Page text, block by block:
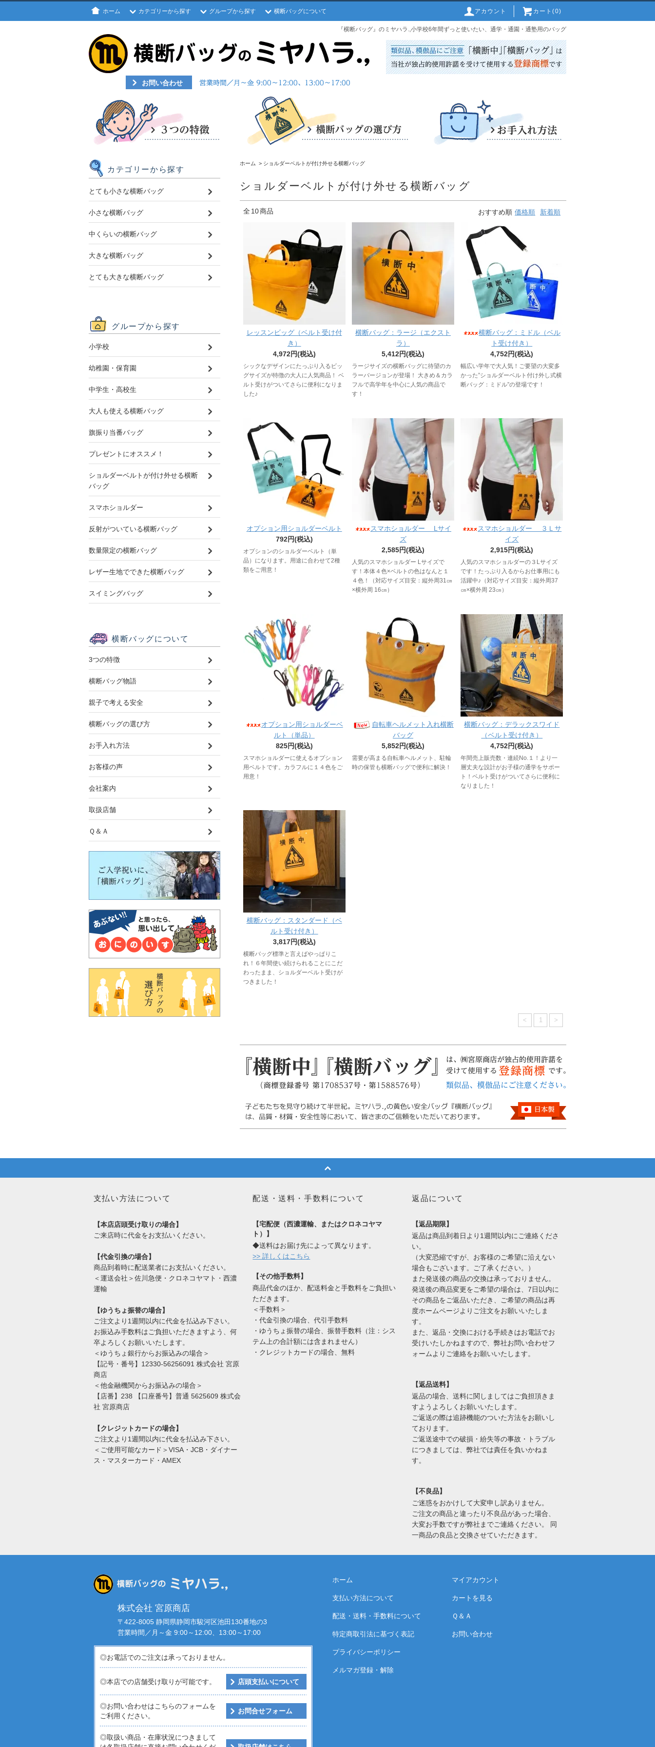
ホーム カテゴリーから探す グループから探す 横断バッグについて アカウント カート(0)
『横断バッグ』のミヤハラ.,小学校6年間ずっと使いたい、通学・通園・通塾用のバッグ
お問い合わせ
ホーム > ショルダーベルトが付け外せる横断バッグ
ショルダーベルトが付け外せる横断バッグ
全 10商品 おすすめ順 価格順 新着順
レッスンビッグ（ベルト受け付
き）
4,972円(税込)
シックなデザインにたっぷり入るビッ
グサイズが特徴の大人に人気商品！ ベ
ルト受けがついてさらに便利になりま
した♪
横断バッグ：ラージ（エクスト
ラ）
5,412円(税込)
ラージサイズの横断バッグに待望のカ
ラーバージョンが登場！ 大きめ＆カラ
フルで高学年を中心に人気の商品で
す！
横断バッグ：ミドル（ベル
ト受け付き）
4,752円(税込)
幅広い学年で大人気！ご要望の大変多
かった”ショルダーベルト付け外し式横
断バッグ：ミドル”の登場です！
オプション用ショルダーベルト
792円(税込)
オプションのショルダーベルト（単
品）になります。用途に合わせて2種
類をご用意！
スマホショルダー Lサイ
ズ
2,585円(税込)
人気のスマホショルダー Lサイズで
す！本体４色×ベルトの色はなんと１
４色！（対応サイズ目安：縦外周31㎝
×横外周 16㎝）
スマホショルダー ３Ｌサ
イズ
2,915円(税込)
人気のスマホショルダーの３Lサイズ
です！たっぷり入るからお仕事用にも
活躍中♪（対応サイズ目安：縦外周37
㎝×横外周 23㎝）
オプション用ショルダーベ
ルト（単品）
825円(税込)
スマホショルダーに使えるオプション
用ベルトです。カラフルに１４色をご
用意！
自転車ヘルメット入れ横断
バッグ
5,852円(税込)
需要が高まる自転車ヘルメット、駐輪
時の保管も横断バッグで便利に解決！
横断バッグ：デラックスワイド
（ベルト受け付き）
4,752円(税込)
年間売上販売数・連続No.１！より一
層丈夫な設計がお子様の通学をサポー
ト！ベルト受けがついてさらに便利に
なりました！
横断バッグ：スタンダード（ベ
ルト受け付き）
3,817円(税込)
横断バッグ標準と言えばやっぱりこ
れ！６年間使い続けられることにこだ
わったまま、ショルダーベルト受けが
つきました！
< 1 >
カテゴリーから探す
とても小さな横断バッグ
小さな横断バッグ
中くらいの横断バッグ
大きな横断バッグ
とても大きな横断バッグ
グループから探す
小学校
幼稚園・保育園
中学生・高校生
大人も使える横断バッグ
旗振り当番バッグ
プレゼントにオススメ！
ショルダーベルトが付け外せる横断
バッグ
スマホショルダー
反射がついている横断バッグ
数量限定の横断バッグ
レザー生地でできた横断バッグ
スイミングバッグ
横断バッグについて
3つの特徴
横断バッグ物語
親子で考える安全
横断バッグの選び方
お手入れ方法
お客様の声
会社案内
取扱店舗
Ｑ＆Ａ
支払い方法について
【本店店頭受け取りの場合】
ご来店時に代金をお支払いください。
【代金引換の場合】
商品到着時に配送業者にお支払いください。
＜運送会社＞佐川急便・クロネコヤマト・西濃
運輸
【ゆうちょ振替の場合】
ご注文より1週間以内に代金を払込み下さい。
お振込み手数料はご負担いただきますよう、何
卒よろしくお願いいたします。
＜ゆうちょ銀行からお振込みの場合＞
【記号・番号】12330-56256091 株式会社 宮原
商店
＜他金融機関からお振込みの場合＞
【店番】238 【口座番号】普通 5625609 株式会
社 宮原商店
【クレジットカードの場合】
ご注文より1週間以内に代金を払込み下さい。
＜ご使用可能なカード＞VISA・JCB・ダイナー
ス・マスターカード・AMEX
配送・送料・手数料について
【宅配便（西濃運輸、またはクロネコヤマ
ト）】
◆送料はお届け先によって異なります。
>> 詳しくはこちら
【その他手数料】
商品代金のほか、配送料金と手数料をご負担い
ただきます。
＜手数料＞
・代金引換の場合、代引手数料
・ゆうちょ振替の場合、振替手数料（注：シス
テム上の合計額には含まれません）
・クレジットカードの場合、無料
返品について
【返品期限】
返品は商品到着日より1週間以内にご連絡くださ
い。
（大変恐縮ですが、お客様のご希望に沿えない
場合もございます。ご了承ください。）
また発送後の商品の交換は承っておりません。
発送後の商品変更をご希望の場合は、7日以内に
その商品をご返品いただき、ご希望の商品は再
度ホームページよりご注文をお願いいたしま
す。
また、返品・交換における手続きはお電話でお
受けいたしかねますので、弊社お問い合わせフ
ォームよりご連絡をお願いいたします。
【返品送料】
返品の場合、送料に関しましてはご負担頂きま
すようよろしくお願いいたします。
ご返送の際は追跡機能のついた方法をお願いし
ております。
ご返送途中での破損・紛失等の事故・トラブル
につきましては、弊社では責任を負いかねま
す。
【不良品】
ご迷惑をおかけして大変申し訳ありません。
ご注文の商品と違ったり不良品があった場合、
大変お手数ですが弊社までご連絡ください。 同
一商品の良品と交換させていただきます。
株式会社 宮原商店
〒422-8005 静岡県静岡市駿河区池田130番地の3
営業時間／月～金 9:00～12:00、13:00～17:00
◎お電話でのご注文は承っておりません。
◎本店での店舗受け取りが可能です。 店頭支払いについて
◎お問い合わせはこちらのフォームを
ご利用ください。
お問合せフォーム
◎取扱い商品・在庫状況につきまして
ホーム
支払い方法について
配送・送料・手数料について
特定商取引法に基づく表記
プライバシーポリシー
メルマガ登録・解除
マイアカウント
カートを見る
Ｑ＆Ａ
お問い合わせ